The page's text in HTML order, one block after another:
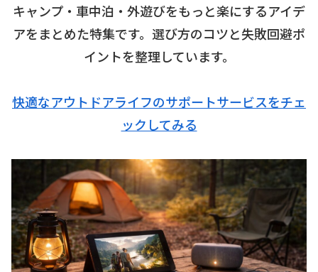
キャンプ・車中泊・外遊びをもっと楽にするアイデ
アをまとめた特集です。選び方のコツと失敗回避ポ
イントを整理しています。
快適なアウトドアライフのサポートサービスをチェ
ックしてみる